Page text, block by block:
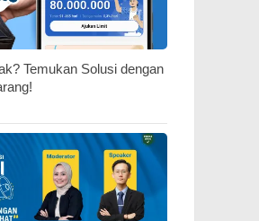
Temukan Solusi dengan